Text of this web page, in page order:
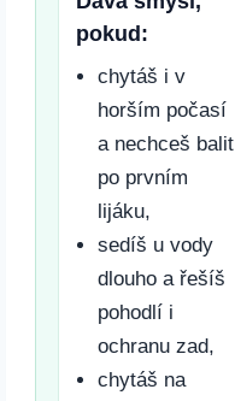
pokud:
chytáš i v
horším počasí
a nechceš balit
po prvním
lijáku,
sedíš u vody
dlouho a řešíš
pohodlí i
ochranu zad,
chytáš na